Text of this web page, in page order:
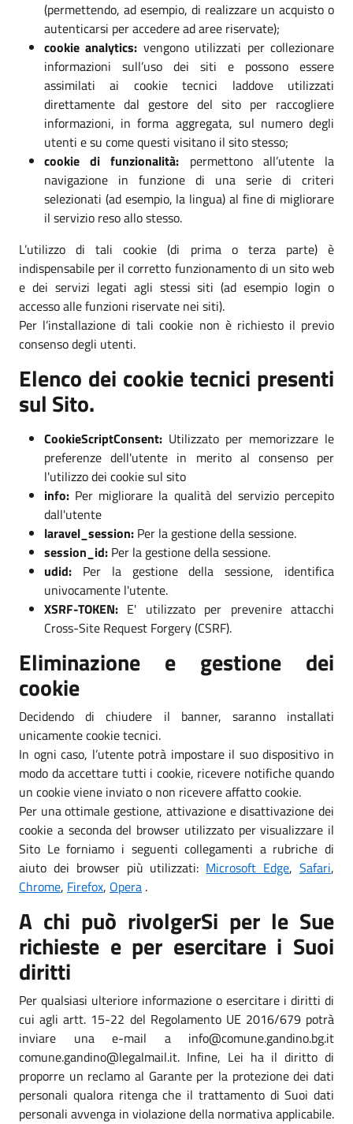
(permettendo, ad esempio, di realizzare un acquisto o
autenticarsi per accedere ad aree riservate);
cookie analytics: vengono utilizzati per collezionare
informazioni sull’uso dei siti e possono essere
assimilati ai cookie tecnici laddove utilizzati
direttamente dal gestore del sito per raccogliere
informazioni, in forma aggregata, sul numero degli
utenti e su come questi visitano il sito stesso;
cookie di funzionalità: permettono all’utente la
navigazione in funzione di una serie di criteri
selezionati (ad esempio, la lingua) al fine di migliorare
il servizio reso allo stesso.
L’utilizzo di tali cookie (di prima o terza parte) è
indispensabile per il corretto funzionamento di un sito web
e dei servizi legati agli stessi siti (ad esempio login o
accesso alle funzioni riservate nei siti).
Per l’installazione di tali cookie non è richiesto il previo
consenso degli utenti.
Elenco dei cookie tecnici presenti
sul Sito.
CookieScriptConsent: Utilizzato per memorizzare le
preferenze dell'utente in merito al consenso per
l'utilizzo dei cookie sul sito
info: Per migliorare la qualità del servizio percepito
dall'utente
laravel_session: Per la gestione della sessione.
session_id: Per la gestione della sessione.
udid: Per la gestione della sessione, identifica
univocamente l'utente.
XSRF-TOKEN: E' utilizzato per prevenire attacchi
Cross-Site Request Forgery (CSRF).
Eliminazione e gestione dei
cookie
Decidendo di chiudere il banner, saranno installati
unicamente cookie tecnici.
In ogni caso, l’utente potrà impostare il suo dispositivo in
modo da accettare tutti i cookie, ricevere notifiche quando
un cookie viene inviato o non ricevere affatto cookie.
Per una ottimale gestione, attivazione e disattivazione dei
cookie a seconda del browser utilizzato per visualizzare il
Sito Le forniamo i seguenti collegamenti a rubriche di
aiuto dei browser più utilizzati: Microsoft Edge,Safari,
Chrome, Firefox, Opera .
A chi può rivolgerSi per le Sue
richieste e per esercitare i Suoi
diritti
Per qualsiasi ulteriore informazione o esercitare i diritti di
cui agli artt. 15-22 del Regolamento UE 2016/679 potrà
inviare una e-mail a info@comune.gandino.bg.it
comune.gandino@legalmail.it. Infine, Lei ha il diritto di
proporre un reclamo al Garante per la protezione dei dati
personali qualora ritenga che il trattamento di Suoi dati
personali avvenga in violazione della normativa applicabile.